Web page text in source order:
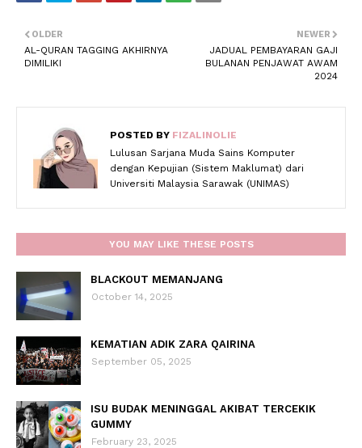
NEWER
JADUAL PEMBAYARAN GAJI
BULANAN PENJAWAT AWAM
2024
OLDER
AL-QURAN TAGGING AKHIRNYA
DIMILIKI
POSTED BY FIZALINOLIE
Lulusan Sarjana Muda Sains Komputer
dengan Kepujian (Sistem Maklumat) dari
Universiti Malaysia Sarawak (UNIMAS)
YOU MAY LIKE THESE POSTS
BLACKOUT MEMANJANG
October 14, 2025
KEMATIAN ADIK ZARA QAIRINA
September 05, 2025
ISU BUDAK MENINGGAL AKIBAT TERCEKIK
GUMMY
February 23, 2025